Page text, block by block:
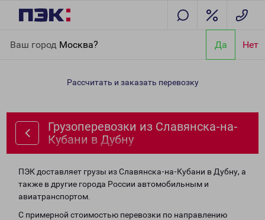
Ваш город Москва? Да Нет
Кубани в Дубну
Рассчитать и заказать перевозку
Грузоперевозки из Славянска-на-
Кубани в Дубну
ПЭК доставляет грузы из Славянска-на-Кубани в Дубну, а
также в другие города России автомобильным и
авиатранспортом.
С примерной стоимостью перевозки по направлению